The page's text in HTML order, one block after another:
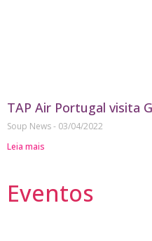
TAP Air Portugal visita
Soup News
03/04/2022
Leia mais
Eventos